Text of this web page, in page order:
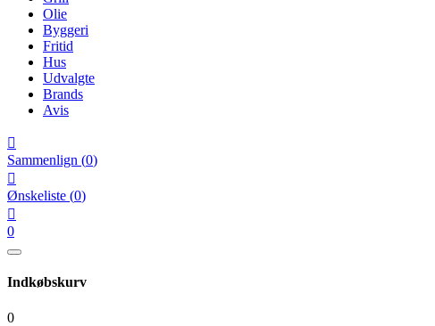
Olie
Byggeri
Fritid
Hus
Udvalgte
Brands
Avis

Sammenlign (0)

Ønskeliste (0)

0
Indkøbskurv
0